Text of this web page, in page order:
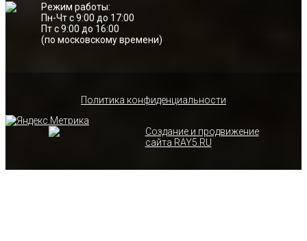
Режим работы:
Пн-Чт с 9:00 до 17:00
Пт с 9:00 до 16:00
(по московскому времени)
Политика конфиденциальности
Создание и продвижение
сайта RAY5.RU